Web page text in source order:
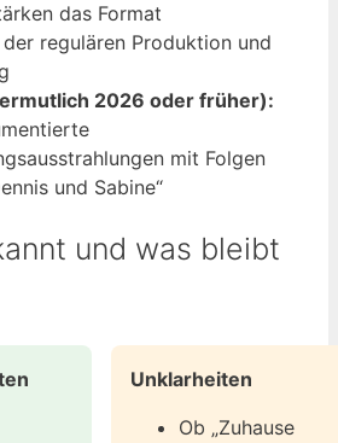
das Format
der regulären Produktion und
2026 oder früher):
mit Folgen
und Sabine“
und was bleibt
Unklarheiten
Ob „Zuhause